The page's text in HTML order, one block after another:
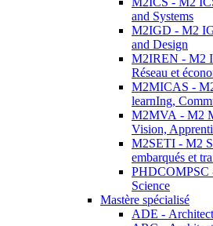
and Systems
M2IGD - M2
and Design
M2IREN - M2
Réseau et
M2MICAS -
learnIng,
M2MVA - M2
Vision,
M2SETI - M2
embarqués et
PHDCOMPSC
Science
Mastère spécialisé
ADE -